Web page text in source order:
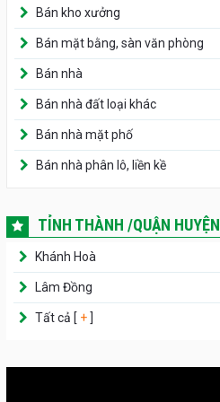
Bán kho xưởng
Bán mặt bằng, sàn văn phòng
Bán nhà
Bán nhà đất loại khác
Bán nhà mặt phố
Bán nhà phân lô, liền kề
TỈNH THÀNH /QUẬN HUYỆN
Khánh Hoà
Lâm Đồng
Tất cả [ + ]